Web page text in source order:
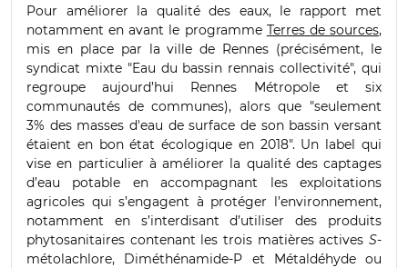
Pour améliorer la qualité des eaux, le rapport met
notamment en avant le programme Terres de sources,
mis en place par la ville de Rennes (précisément, le
syndicat mixte "Eau du bassin rennais collectivité", qui
regroupe aujourd’hui Rennes Métropole et six
communautés de communes), alors que "seulement
3% des masses d'eau de surface de son bassin versant
étaient en bon état écologique en 2018". Un label qui
vise en particulier à améliorer la qualité des captages
d’eau potable en accompagnant les exploitations
agricoles qui s’engagent à protéger l’environnement,
notamment en s’interdisant d’utiliser des produits
phytosanitaires contenant les trois matières actives S-
métolachlore, Diméthénamide-P et Métaldéhyde ou